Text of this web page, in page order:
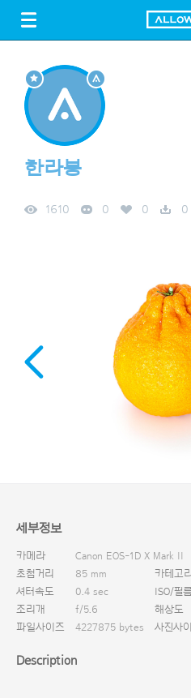
FREE DOWNLOAD
한라봉
1610 0 0 0
세부정보
카메라
Canon EOS-1D X Mark II
초첨거리
85 mm 카테고리
셔터속도
0.4 sec ISO/필
조리개
f/5.6 해상도
파일사이즈
4227875 bytes 사진사
Description